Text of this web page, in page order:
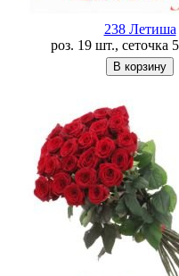
238 Летишa
роз. 19 шт., сеточка